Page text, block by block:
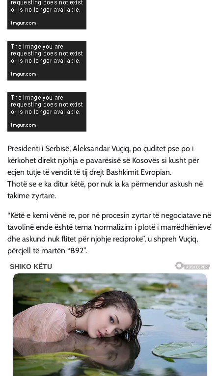
Presidenti i Serbisë, Aleksandar Vuçiq, po çuditet pse po i
kërkohet direkt njohja e pavarësisë së Kosovës si kusht për
ecjen tutje të vendit të tij drejt Bashkimit Evropian.
Thotë se e ka ditur këtë, por nuk ia ka përmendur askush në
takime zyrtare.
“Këtë e kemi vënë re, por në procesin zyrtar të negociatave në
tavolinë ende është tema ‘normalizim i plotë i marrëdhënieve’
dhe askund nuk flitet për njohje reciproke”, u shpreh Vuçiq,
përcjell të martën “B92”.